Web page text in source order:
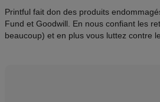
Printful fait don des produits
Fund et Goodwill. En nous confiant les
beaucoup) et en plus vous luttez contre